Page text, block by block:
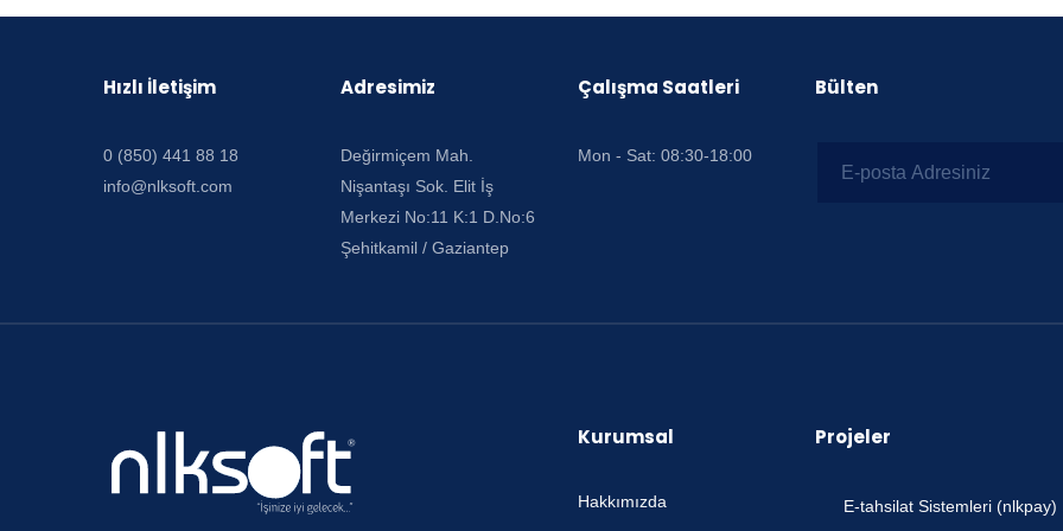
Hızlı İletişim
0 (850) 441 88 18
info@nlksoft.com
Adresimiz
Değirmiçem Mah.
Nişantaşı Sok. Elit İş
Merkezi No:11 K:1 D.No:6
Şehitkamil / Gaziantep
Çalışma Saatleri
Mon - Sat: 08:30-18:00
Bülten
Kurumsal
Hakkımızda
Projeler
E-tahsilat Sistemleri (nlkpay)